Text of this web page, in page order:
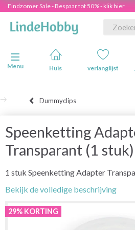
Eindzomer Sale - Bespaar tot 50% - klik hier
Navigatie in-/uitschakelen
Menu
Huis verlanglijst
Dummyclips
Speenketting
Transparant (1 stuk)
1 stuk Speenketting Adapter
Bekijk de volledige beschrijving
29% KORTING